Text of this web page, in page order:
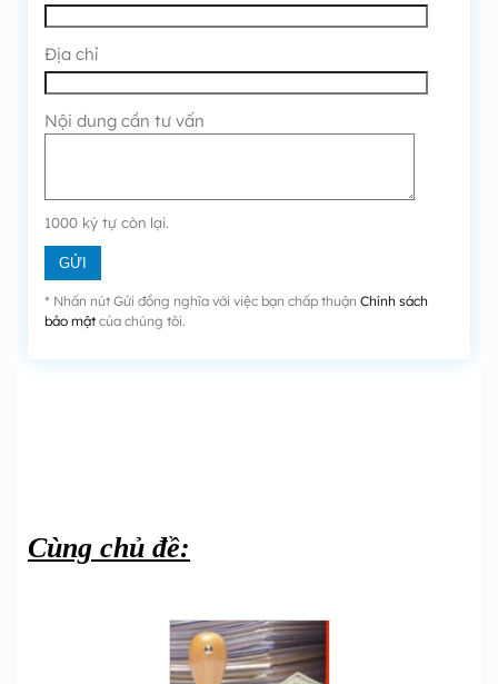
Địa chỉ
Nội dung cần tư vấn
1000 ký tự còn lại.
* Nhấn nút Gửi đồng nghĩa với việc bạn chấp thuận Chính sách
bảo mậtcủa chúng tôi.
Cùng chủ đề: